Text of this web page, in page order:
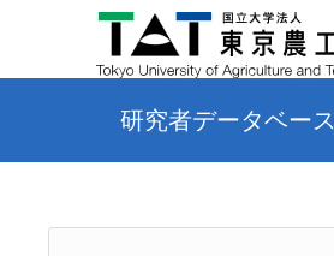
研究者データベース